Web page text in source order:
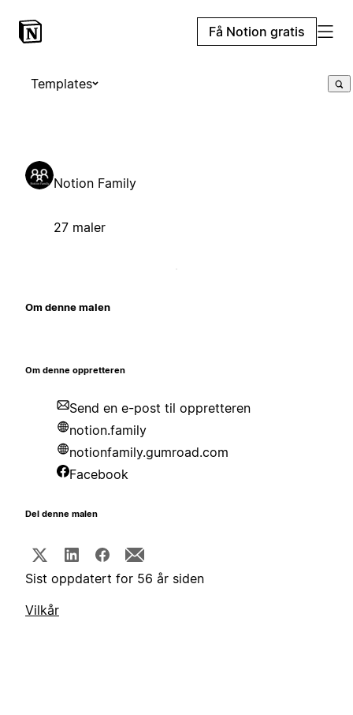
Få Notion gratis
Templates
Notion Family
27 maler
Om denne malen
Om denne oppretteren
Send en e-post til oppretteren
notion.family
notionfamily.gumroad.com
Facebook
Del denne malen
Sist oppdatert for 56 år siden
Vilkår